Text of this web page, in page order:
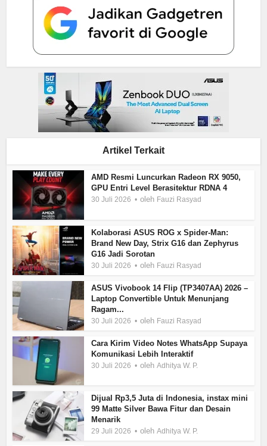
Artikel Terkait
AMD Resmi Luncurkan Radeon RX 9050,
GPU Entri Level Berasitektur RDNA 4
30 Juli 2026 oleh Fauzi Rasyad
Kolaborasi ASUS ROG x Spider-Man:
Brand New Day, Strix G16 dan Zephyrus
G16 Jadi Sorotan
30 Juli 2026 oleh Fauzi Rasyad
ASUS Vivobook 14 Flip (TP3407AA) 2026 –
Laptop Convertible Untuk Menunjang
Ragam...
30 Juli 2026 oleh Fauzi Rasyad
Cara Kirim Video Notes WhatsApp Supaya
Komunikasi Lebih Interaktif
30 Juli 2026 olehAdhitya W. P.
Dijual Rp3,5 Juta di Indonesia, instax mini
99 Matte Silver Bawa Fitur dan Desain
Menarik
29 Juli 2026 olehAdhitya W. P.